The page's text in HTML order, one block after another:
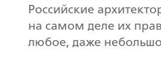
Российские
на самом деле их
любое, даже